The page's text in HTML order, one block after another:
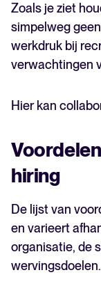
Zoals je ziet
simpelweg
werkdruk bij
verwachtingen
Hier kan
hiring
De lijst van
en varieert
organisatie, de
wervingsdoelen.